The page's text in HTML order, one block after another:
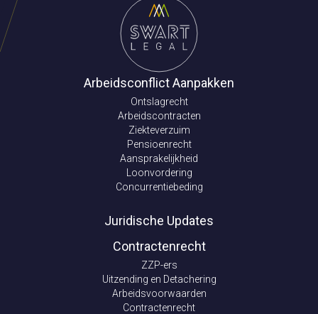
Arbeidsconflict Aanpakken
Ontslagrecht
Arbeidscontracten
Ziekteverzuim
Pensioenrecht
Aansprakelijkheid
Loonvordering
Concurrentiebeding
Juridische Updates
Contractenrecht
ZZP-ers
Uitzending en Detachering
Arbeidsvoorwaarden
Contractenrecht